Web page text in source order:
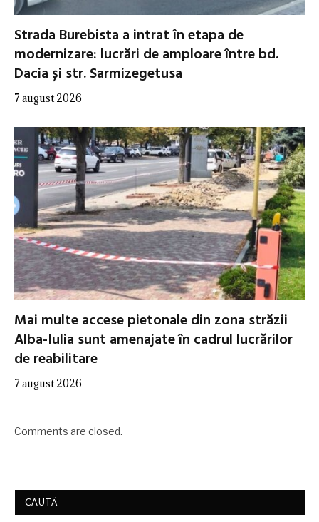
Strada Burebista a intrat în etapa de
modernizare: lucrări de amploare între bd.
Dacia și str. Sarmizegetusa
7 august 2026
Mai multe accese pietonale din zona străzii
Alba-Iulia sunt amenajate în cadrul lucrărilor
de reabilitare
7 august 2026
Comments are closed.
CAUTĂ